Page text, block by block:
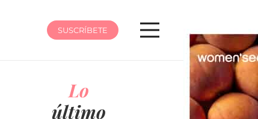
SUSCRÍBETE
Lo
último